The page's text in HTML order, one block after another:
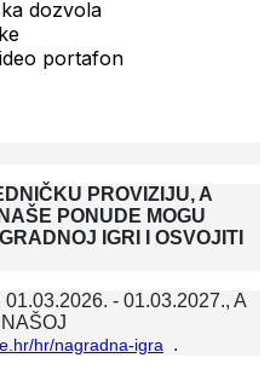
dozvola
portafon
PROVIZIJU, A
PONUDE MOGU
IGRI I OSVOJITI
- 01.03.2027., A
hr/nagradna-igra .